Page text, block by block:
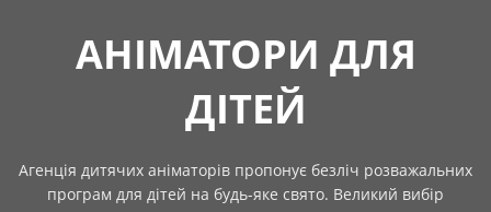
АНІМАТОРИ ДЛЯ
ДІТЕЙ
Агенція дитячих аніматорів пропонує безліч розважальних
програм для дітей на будь-яке свято. Великий вибір